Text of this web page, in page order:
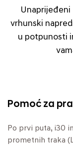
Unaprijeđeni
vrhunski
u potpunosti
Pomoć za
Po prvi puta, i30
prometnih traka